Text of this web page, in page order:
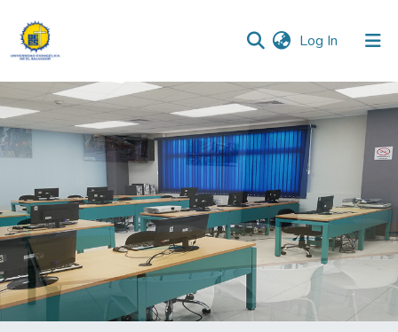
Log In (current)
Communities & Collections
All of DSpace